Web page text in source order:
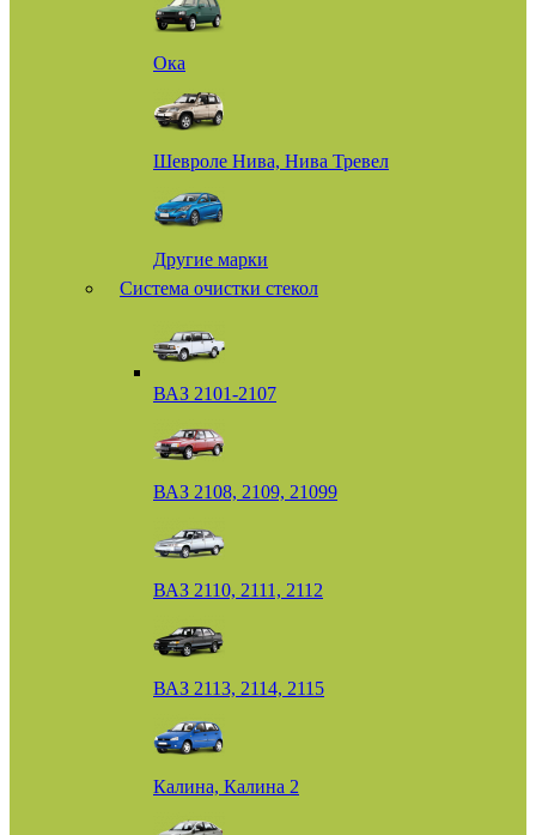
Ока
Шевроле Нива, Нива Тревел
Другие марки
Система очистки стекол
ВАЗ 2101-2107
ВАЗ 2108, 2109, 21099
ВАЗ 2110, 2111, 2112
ВАЗ 2113, 2114, 2115
Калина, Калина 2